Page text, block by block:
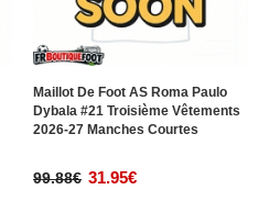
Maillot De Foot AS Roma Paulo
Dybala #21 Troisième Vêtements
2026-27 Manches Courtes
99.88€ 31.95€